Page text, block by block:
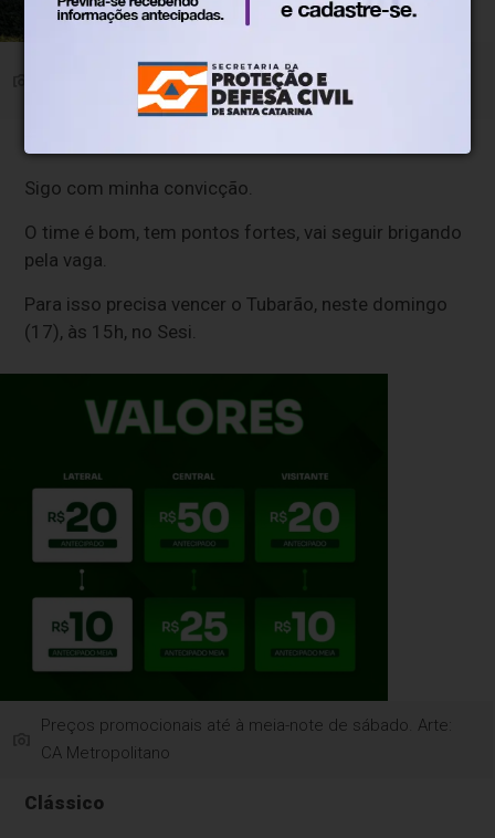
Gian Rodrigues e elenco. Foto: Paulo Guilerme/CA
Metropolitano
Sigo com minha convicção.
O time é bom, tem pontos fortes, vai seguir brigando
pela vaga.
Para isso precisa vencer o Tubarão, neste domingo
(17), às 15h, no Sesi.
Preços promocionais até à meia-note de sábado. Arte:
CA Metropolitano
Clássico